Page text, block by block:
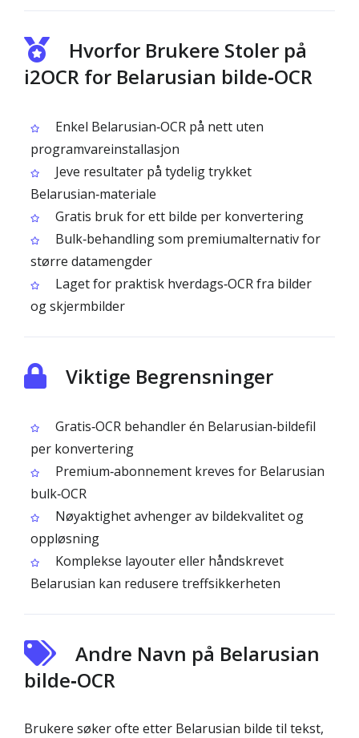
Hvorfor Brukere Stoler på
i2OCR for Belarusian bilde‑OCR
Enkel Belarusian‑OCR på nett uten
programvareinstallasjon
Jeve resultater på tydelig trykket
Belarusian‑materiale
Gratis bruk for ett bilde per konvertering
Bulk‑behandling som premiumalternativ for
større datamengder
Laget for praktisk hverdags‑OCR fra bilder
og skjermbilder
Viktige Begrensninger
Gratis‑OCR behandler én Belarusian‑bildefil
per konvertering
Premium‑abonnement kreves for Belarusian
bulk‑OCR
Nøyaktighet avhenger av bildekvalitet og
oppløsning
Komplekse layouter eller håndskrevet
Belarusian kan redusere treffsikkerheten
Andre Navn på Belarusian
bilde‑OCR
Brukere søker ofte etter Belarusian bilde til tekst,